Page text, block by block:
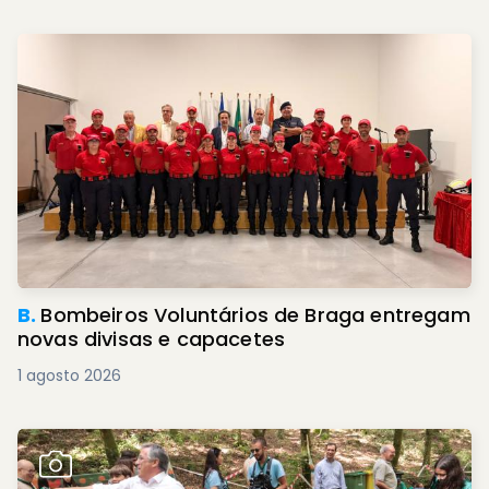
B. Bombeiros Voluntários de Braga entregam
novas divisas e capacetes
1 agosto 2026